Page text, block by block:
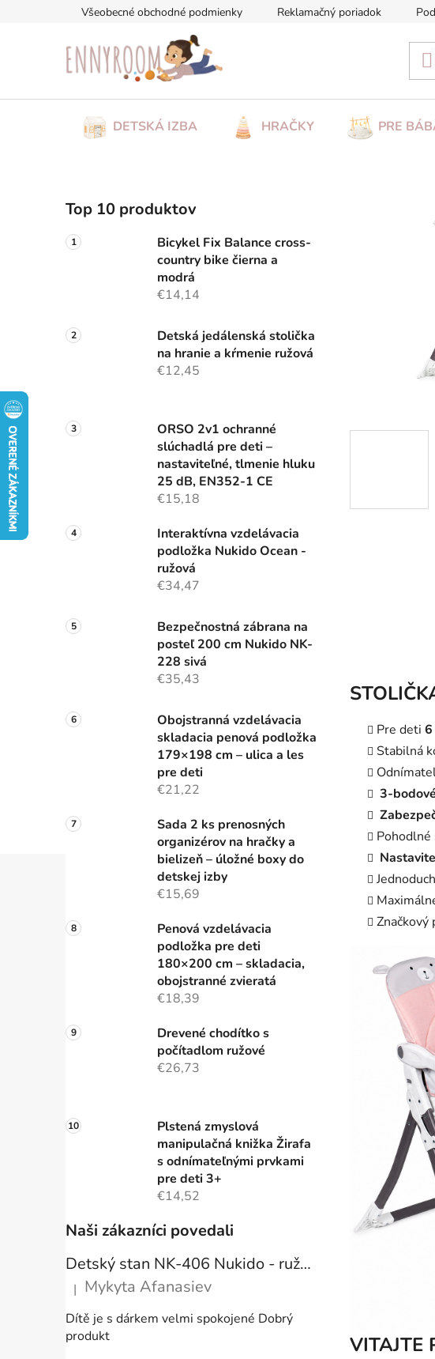
Všeobecné obchodné podmienky Reklamačný poriadok
DETSKÁ IZBA HRAČKY PRE
o
č
n
n
Top 10 produktov
Bicykel Fix Balance cross-
country bike čierna a
modrá
€14,14
Detská jedálenská stolička
na hranie a kŕmenie ružová
€12,45
ORSO 2v1 ochranné
slúchadlá pre deti –
nastaviteľné, tlmenie hluku
25 dB, EN352-1 CE
€15,18
Interaktívna vzdelávacia
podložka Nukido Ocean -
ružová
€34,47
Bezpečnostná zábrana na
posteľ 200 cm Nukido NK-
228 sivá
€35,43
Obojstranná vzdelávacia
skladacia penová podložka
179×198 cm – ulica a les
pre deti
€21,22
Sada 2 ks prenosných
organizérov na hračky a
bielizeň – úložné boxy do
detskej izby
€15,69
Penová vzdelávacia
podložka pre deti
180×200 cm – skladacia,
obojstranné zvieratá
€18,39
Drevené chodítko s
počítadlom ružové
€26,73
Plstená zmyslová
manipulačná knižka Žirafa
s odnímateľnými prvkami
pre deti 3+
€14,52
Naši zákazníci povedali
Detský stan NK-406 Nukido - ružový
Hodnotenie produktu je 5 z 5 hviezdičiek.
| Mykyta Afanasiev
Dítě je s dárkem velmi spokojené Dobrý
produkt
Pre deti 6
Stabilná
3-
Značkový
VITAJTE